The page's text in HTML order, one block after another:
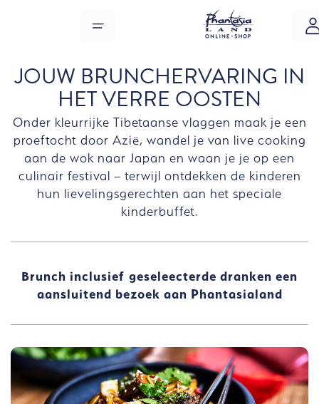
MENU
JOUW BRUNCHERVARING IN
HET VERRE OOSTEN
Onder kleurrijke Tibetaanse vlaggen maak je een
proeftocht door Azië, wandel je van live cooking
aan de wok naar Japan en waan je je op een
culinair festival – terwijl ontdekken de kinderen
hun lievelingsgerechten aan het speciale
kinderbuffet.
Brunch inclusief geseleecterde dranken een
aansluitend bezoek aan Phantasialand